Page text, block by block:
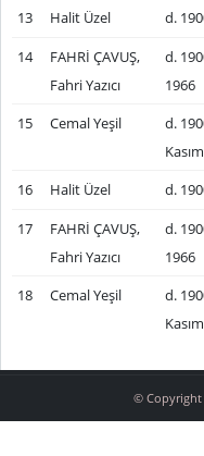
13 Halit Üzel d.
14
FAHRİ ÇAVUŞ,
Fahri Yazıcı
d.
1966
15 Cemal Yeşil
d.
16 Halit Üzel d.
17
FAHRİ ÇAVUŞ,
Fahri Yazıcı
d.
1966
18 Cemal Yeşil
d.
© Copyright